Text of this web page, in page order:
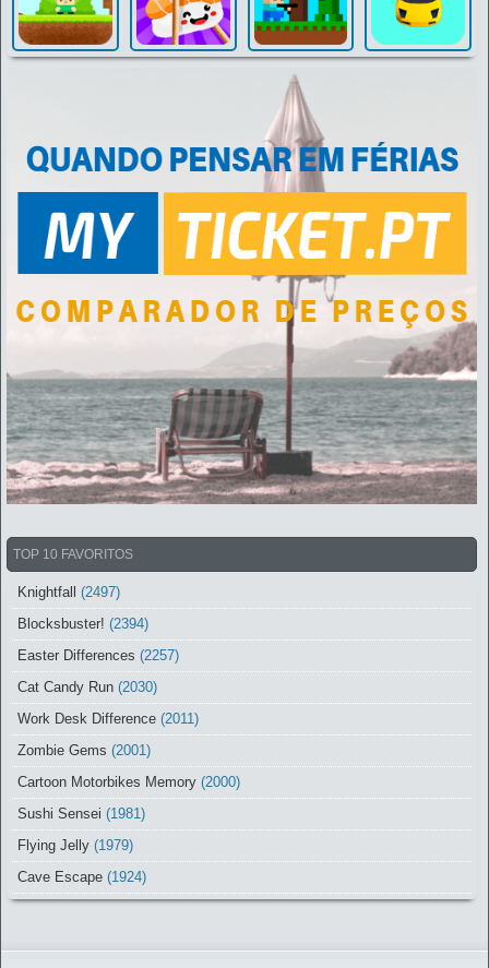
TOP 10 FAVORITOS
Knightfall (2497)
Blocksbuster! (2394)
Easter Differences (2257)
Cat Candy Run (2030)
Work Desk Difference (2011)
Zombie Gems (2001)
Cartoon Motorbikes Memory (2000)
Sushi Sensei (1981)
Flying Jelly (1979)
Cave Escape (1924)